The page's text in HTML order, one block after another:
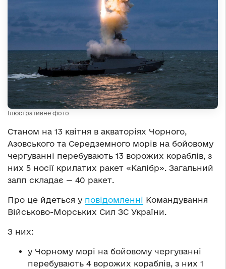
Ілюстративне фото
Станом на 13 квітня в акваторіях Чорного,
Азовського та Середземного морів на бойовому
чергуванні перебувають 13 ворожих кораблів, з
них 5 носії крилатих ракет «Калібр». Загальний
залп складає — 40 ракет.
Про це йдеться у повідомленні Командування
Військово-Морських Сил ЗС України.
З них:
у Чорному морі на бойовому чергуванні
перебувають 4 ворожих кораблів, з них 1